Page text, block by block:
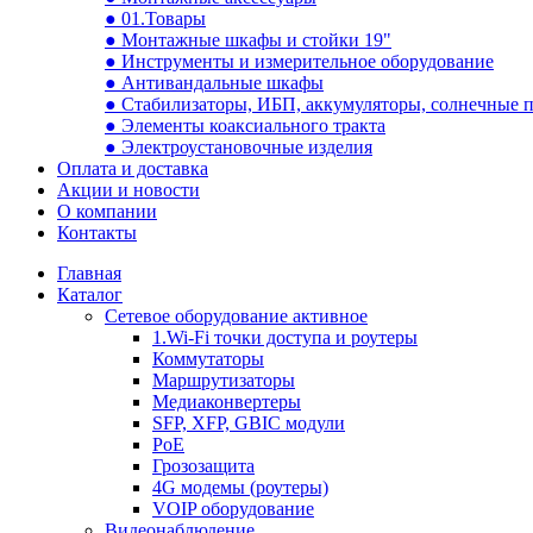
● 01.Товары
● Монтажные шкафы и стойки 19"
● Инструменты и измерительное оборудование
● Антивандальные шкафы
● Стабилизаторы, ИБП, аккумуляторы, солнечные
● Элементы коаксиального тракта
● Электроустановочные изделия
Оплата и доставка
Акции и новости
О компании
Контакты
Главная
Каталог
Сетевое оборудование активное
1.Wi-Fi точки доступа и роутеры
Коммутаторы
Маршрутизаторы
Медиаконвертеры
SFP, XFP, GBIC модули
PoE
Грозозащита
4G модемы (роутеры)
VOIP оборудование